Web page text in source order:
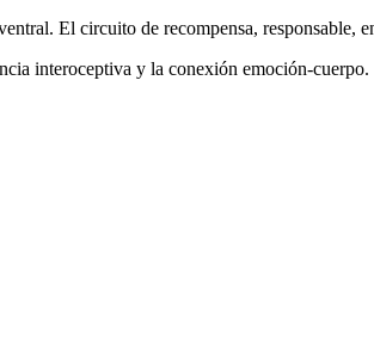
El circuito de recompensa, responsable,
interoceptiva y la conexión emoción-cuerpo.